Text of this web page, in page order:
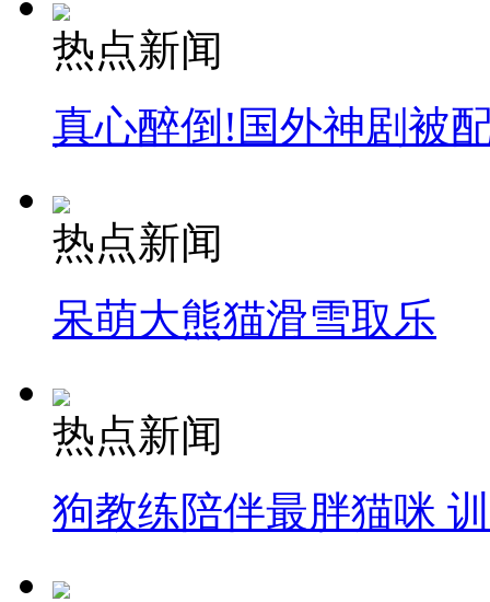
热点新闻
真心醉倒!国外神剧被
热点新闻
呆萌大熊猫滑雪取乐
热点新闻
狗教练陪伴最胖猫咪